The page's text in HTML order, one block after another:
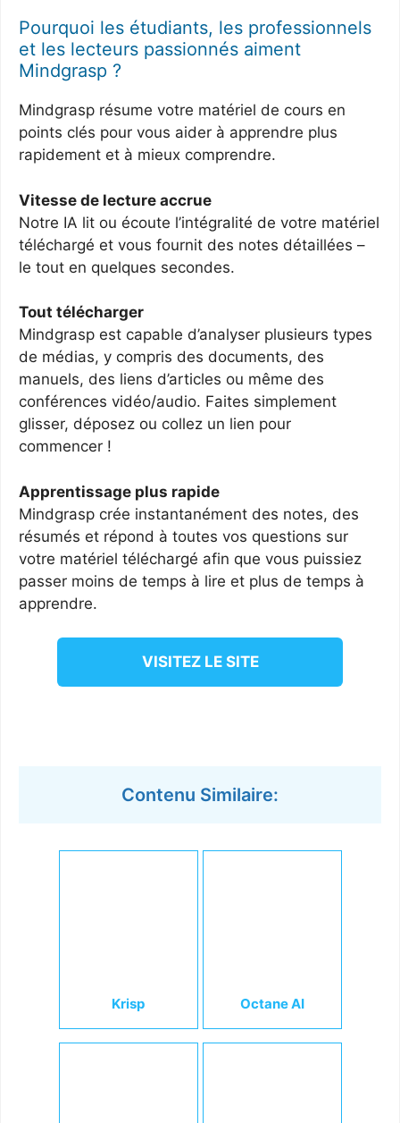
Pourquoi les étudiants, les professionnels
et les lecteurs passionnés aiment
Mindgrasp ?
Mindgrasp résume votre matériel de cours en
points clés pour vous aider à apprendre plus
rapidement et à mieux comprendre.
Vitesse de lecture accrue
Notre IA lit ou écoute l’intégralité de votre matériel
téléchargé et vous fournit des notes détaillées –
le tout en quelques secondes.
Tout télécharger
Mindgrasp est capable d’analyser plusieurs types
de médias, y compris des documents, des
manuels, des liens d’articles ou même des
conférences vidéo/audio. Faites simplement
glisser, déposez ou collez un lien pour
commencer !
Apprentissage plus rapide
Mindgrasp crée instantanément des notes, des
résumés et répond à toutes vos questions sur
votre matériel téléchargé afin que vous puissiez
passer moins de temps à lire et plus de temps à
apprendre.
VISITEZ LE SITE
Contenu Similaire:
Krisp Octane AI